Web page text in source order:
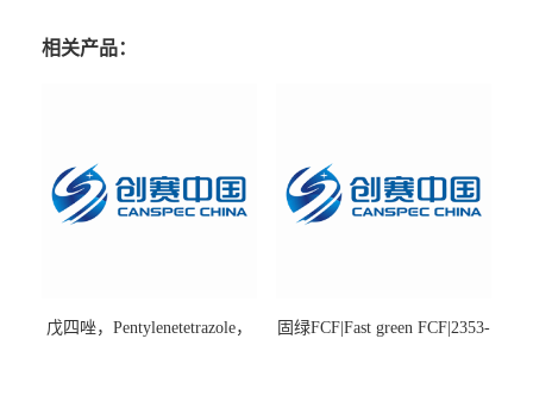
相关产品：
戊四唑，Pentylenetetrazole，
固绿FCF|Fast green FCF|2353-